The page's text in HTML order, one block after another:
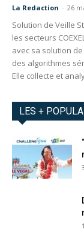
La Redaction - 26
Solution de Veille
les secteurs
avec sa solution
des algorithmes
Elle collecte et
LES +